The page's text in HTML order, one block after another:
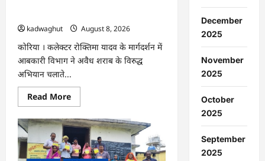
समीक्षा
…
kadwaghut
August 8, 2026
कोरिया । कलेक्टर रोक्तिमा यादव के मार्गदर्शन में
आबकारी विभाग ने अवैध शराब के विरुद्ध
अभियान चलाते...
Read MoreRead
more
CG
:
अवैध
शराब
पर
December
2025
November
2025
October
2025
September
2025